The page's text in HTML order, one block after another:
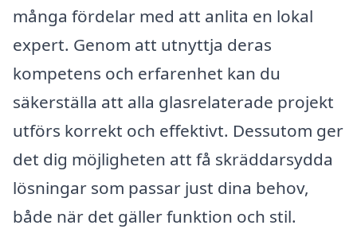
många fördelar med att anlita en lokal
expert. Genom att utnyttja deras
kompetens och erfarenhet kan du
säkerställa att alla glasrelaterade projekt
utförs korrekt och effektivt. Dessutom ger
det dig möjligheten att få skräddarsydda
lösningar som passar just dina behov,
både när det gäller funktion och stil.